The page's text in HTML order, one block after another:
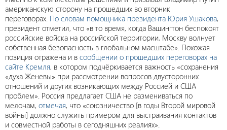
американскую сторону на прошедших во вторник
переговорах. По словам помощника президента Юрия Ушакова,
президент отметил, что «в то время, когда Вашингтон беспокоят
российские войска на российской территории, Москву волнует
собственная безопасность в глобальном масштабе». Похожая
позиция отражена и в сообщении о прошедших переговорах на
сайте Кремля, в котором подчёркивается важность «сохранения
«духа Женевы» при рассмотрении вопросов двусторонних
отношений и других возникающих между Россией и США
проблем». Россия предлагает США не размениваться по
мелочам, отмечая, что «союзничество [в годы Второй мировой
войны] должно служить примером для выстраивания контактов
и совместной работы в сегодняшних реалиях».